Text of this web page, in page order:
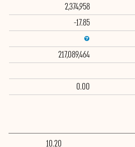
2,374,958
-17.85
217,089,464
0.00
10.20